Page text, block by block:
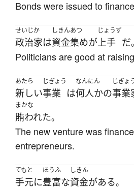
Bonds were issued to
せいじか
政治家は
しきん
資金
あつ
集めが
じょうず
上手 だ。
Politicians are good at
あたら
新しい
じぎょう
事業 は
なんにん
何人かの
じぎょ
事業
まかな
賄われた。
The new venture was
entrepreneurs.
てもと
手元に
ほうふ
豊富な
しきん
資金がある。